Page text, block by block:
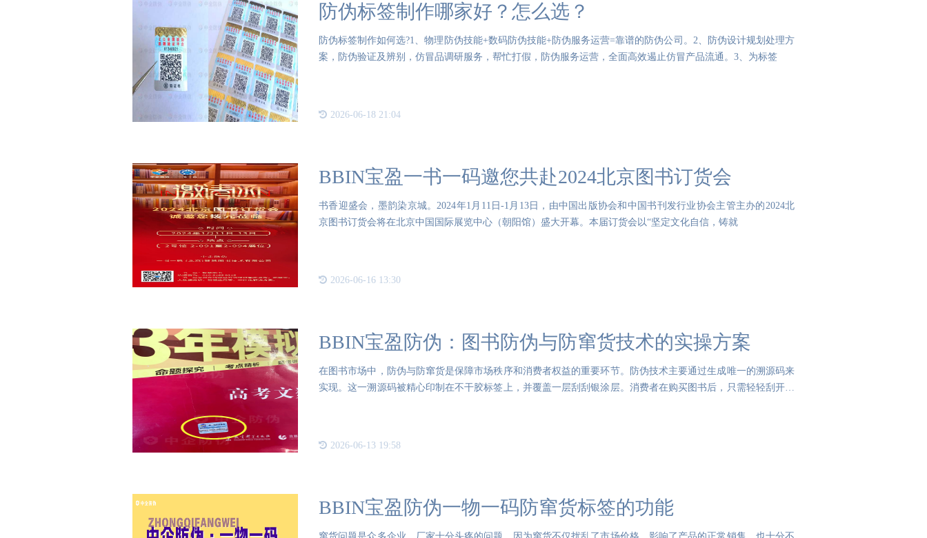
防伪标签制作哪家好？怎么选？
防伪标签制作如何选?1、物理防伪技能+数码防伪技能+防伪服务运营=靠谱的防伪公司。2、防伪设计规划处理方
案，防伪验证及辨别，仿冒品调研服务，帮忙打假，防伪服务运营，全面高效遏止仿冒产品流通。3、为标签
2026-06-18 21:04
BBIN宝盈一书一码邀您共赴2024北京图书订货会
书香迎盛会，墨韵染京城。2024年1月11日-1月13日，由中国出版协会和中国书刊发行业协会主管主办的2024北
京图书订货会将在北京中国国际展览中心（朝阳馆）盛大开幕。本届订货会以“坚定文化自信，铸就
2026-06-16 13:30
BBIN宝盈防伪：图书防伪与防窜货技术的实操方案
在图书市场中，防伪与防窜货是保障市场秩序和消费者权益的重要环节。防伪技术主要通过生成唯一的溯源码来
实现。这一溯源码被精心印制在不干胶标签上，并覆盖一层刮刮银涂层。消费者在购买图书后，只需轻轻刮开涂
2026-06-13 19:58
BBIN宝盈防伪一物一码防窜货标签的功能